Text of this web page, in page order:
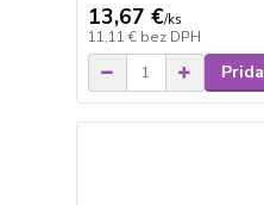
13,67 €/ks
11,11 € bez DPH